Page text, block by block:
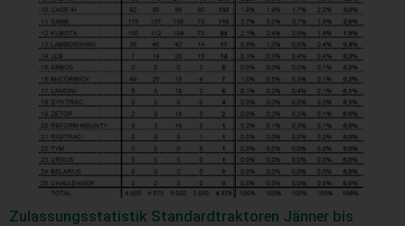
Zulassungsstatistik Standardtraktoren Jänner bis